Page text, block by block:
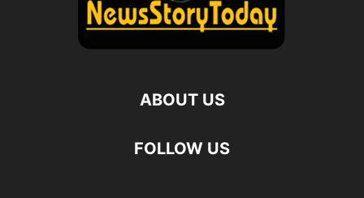
ABOUT US
FOLLOW US